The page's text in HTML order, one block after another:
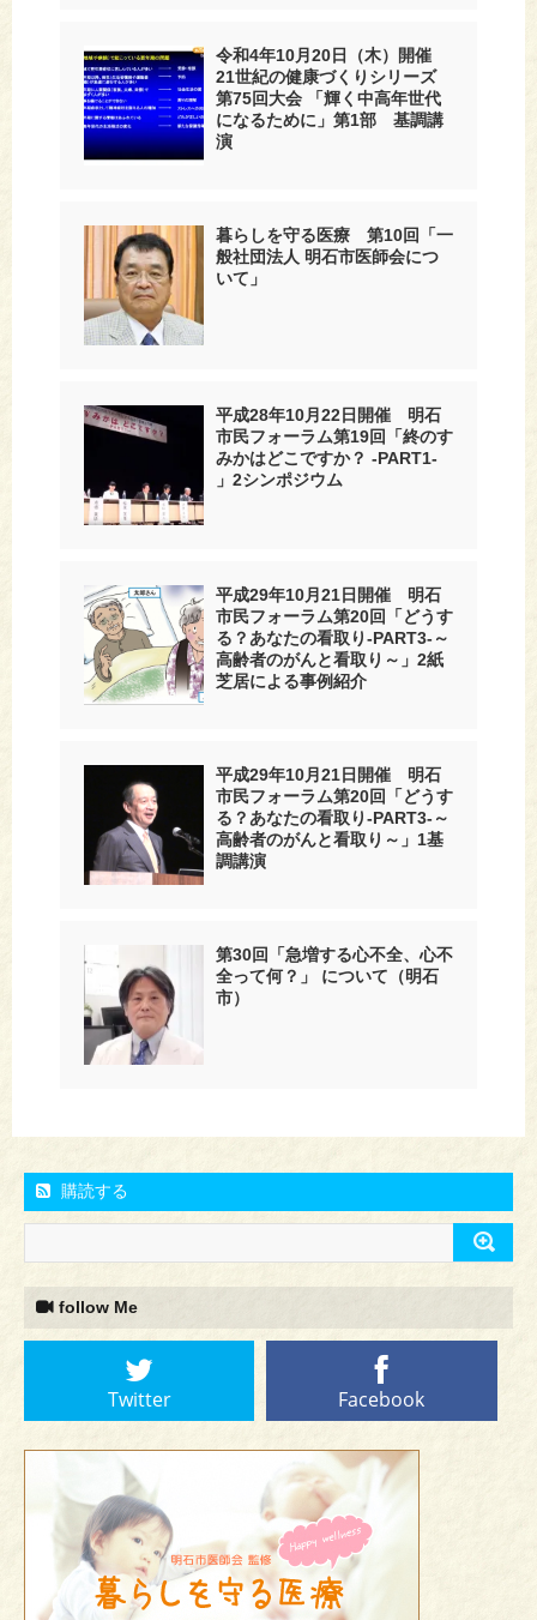
令和4年10月20日（木）開催
21世紀の健康づくりシリーズ
第75回大会 「輝く中高年世代
になるために」第1部 基調講
演
暮らしを守る医療 第10回「一
般社団法人 明石市医師会につ
いて」
平成28年10月22日開催 明石
市民フォーラム第19回「終のす
みかはどこですか？ -PART1-
」2シンポジウム
平成29年10月21日開催 明石
市民フォーラム第20回「どうす
る？あなたの看取り-PART3-～
高齢者のがんと看取り～」2紙
芝居による事例紹介
平成29年10月21日開催 明石
市民フォーラム第20回「どうす
る？あなたの看取り-PART3-～
高齢者のがんと看取り～」1基
調講演
第30回「急増する心不全、心不
全って何？」 について（明石
市）
購読する
follow Me
Twitter Facebook